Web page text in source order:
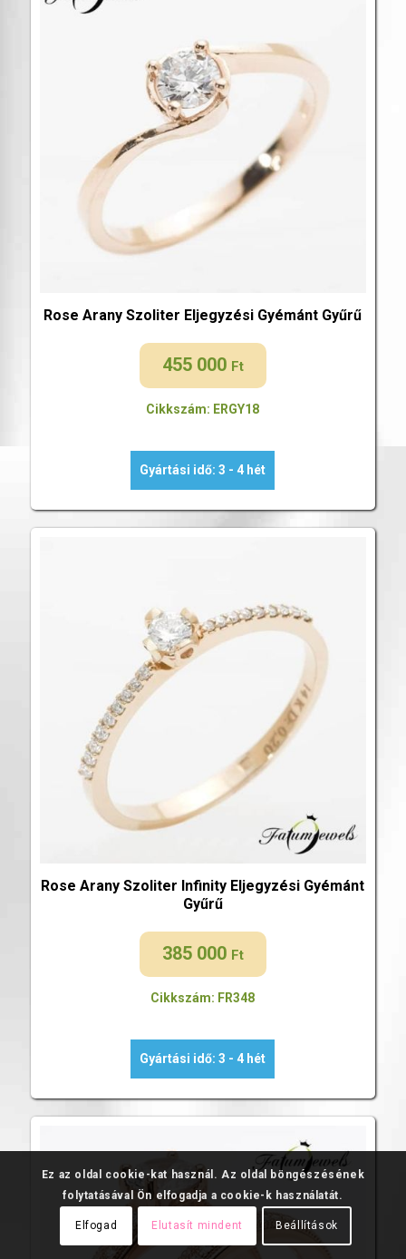
Rose Arany Szoliter Eljegyzési Gyémánt Gyűrű
455 000 Ft
Cikkszám: ERGY18
Gyártási idő: 3 - 4 hét
Rose Arany Szoliter Infinity Eljegyzési Gyémánt
Gyűrű
385 000 Ft
Cikkszám: FR348
Gyártási idő: 3 - 4 hét
Ez az oldal cookie-kat használ. Az oldal böngészésének
folytatásával Ön elfogadja a cookie-k használatát.
Elfogad Elutasít mindent Beállítások